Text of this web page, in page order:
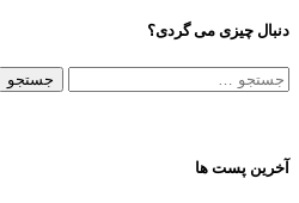
دنبال چیزی می گردی؟
جستجو
آخرین پست ها